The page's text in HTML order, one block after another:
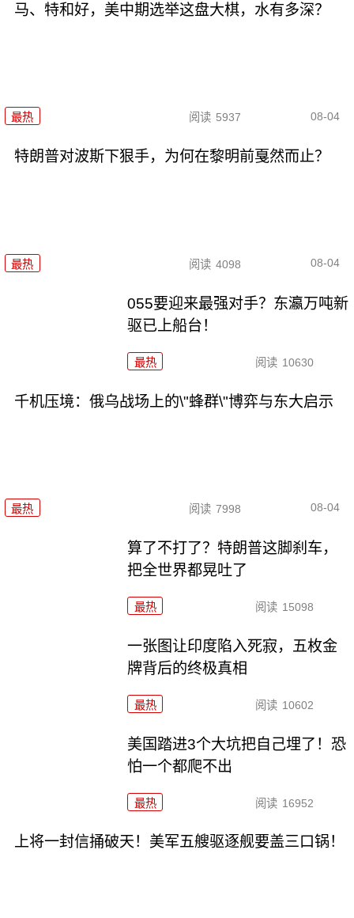
马、特和好，美中期选举这盘大棋，水有多深？
最热 阅读 5937 08-04
特朗普对波斯下狠手，为何在黎明前戛然而止？
最热 阅读 4098 08-04
055要迎来最强对手？东瀛万吨新
驱已上船台！
最热 阅读 10630
千机压境：俄乌战场上的\"蜂群\"博弈与东大启示
最热 阅读 7998 08-04
算了不打了？特朗普这脚刹车，
把全世界都晃吐了
最热 阅读 15098
一张图让印度陷入死寂，五枚金
牌背后的终极真相
最热 阅读 10602
美国踏进3个大坑把自己埋了！恐
怕一个都爬不出
最热 阅读 16952
上将一封信捅破天！美军五艘驱逐舰要盖三口锅！